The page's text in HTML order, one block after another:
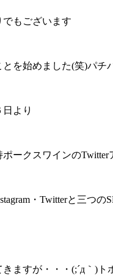
もございます
を始めました(笑)パチ
より
ークスワインの
・Twitterと三つ
ますが・・・(;´д｀)ト